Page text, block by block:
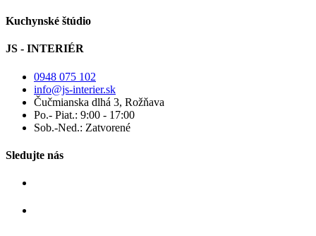
Kuchynské štúdio
JS - INTERIÉR
0948 075 102
info@js-interier.sk
Čučmianska dlhá 3, Rožňava
Po.- Piat.: 9:00 - 17:00
Sob.-Ned.: Zatvorené
Sledujte nás